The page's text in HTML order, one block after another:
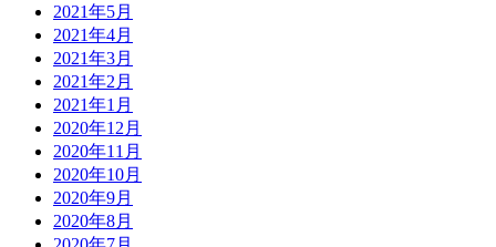
2021年5月
2021年4月
2021年3月
2021年2月
2021年1月
2020年12月
2020年11月
2020年10月
2020年9月
2020年8月